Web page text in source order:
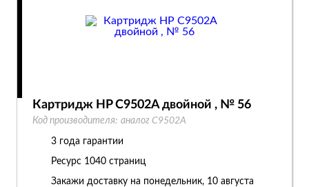
Картридж HP C9502A двойной , № 56
Код производителя: аналог C9502A
3 года гарантии
Ресурс 1040 страниц
Закажи доставку на понедельник, 10 августа